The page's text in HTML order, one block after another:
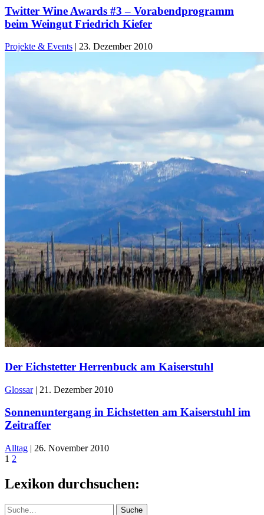
Twitter Wine Awards #3 – Vorabendprogramm
beim Weingut Friedrich Kiefer
Projekte & Events | 23. Dezember 2010
Der Eichstetter Herrenbuck am Kaiserstuhl
Glossar | 21. Dezember 2010
Sonnenuntergang in Eichstetten am Kaiserstuhl im
Zeitraffer
Alltag | 26. November 2010
1 2
Lexikon durchsuchen:
Suche Suche